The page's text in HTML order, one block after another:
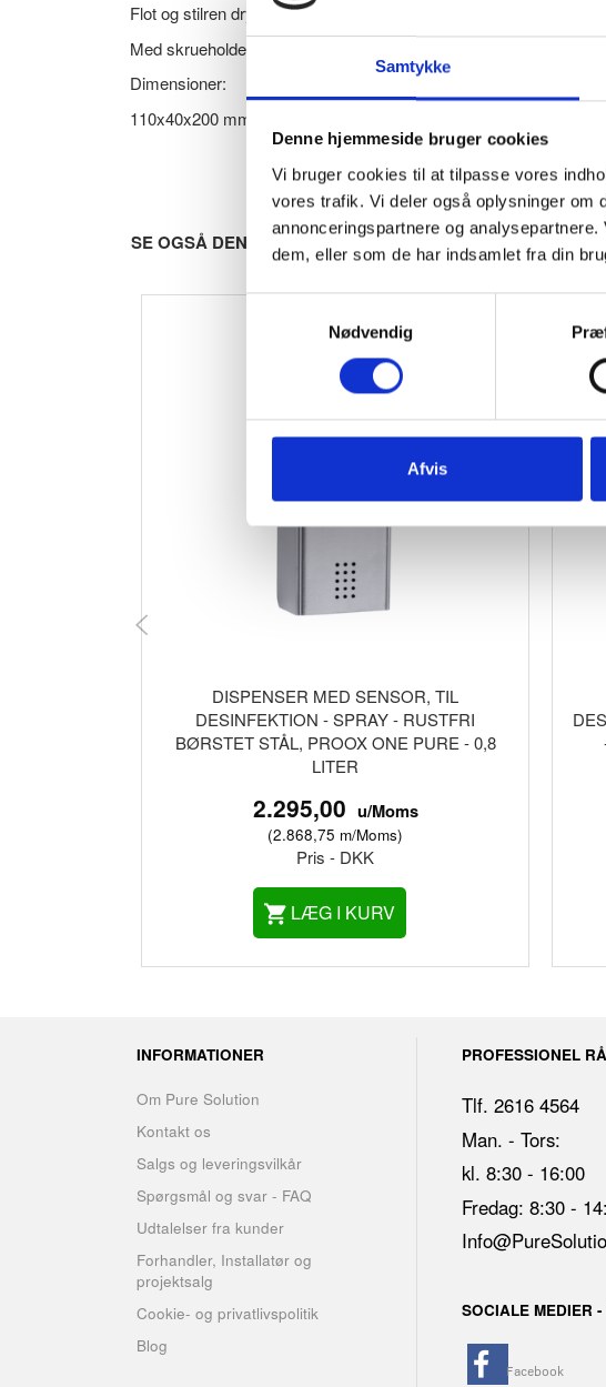
Samtykke
Denne hjemmeside bruger cookies
Vi bruger cookies til at tilpasse vores
vores trafik. Vi deler også oplysninger om
annonceringspartnere og
dem, eller som de har indsamlet fra din
Nødvendig
Afvis
Flot og stilren drypbakke i rustfri stål og lakeret i sort - Passer
Med skrueholder på bagsiden til montering på væg eller stander.
Dimensioner:
110x40x200 mm.
SE OGSÅ DENNE VARE - PASSER GODT SAMMEN:
DISPENSER MED SENSOR, TIL
DESINFEKTION - SPRAY - RUSTFRI
BØRSTET STÅL, PROOX ONE PURE - 0,8
LITER
2.295,00 u/Moms
(2.868,75 m/Moms)
Pris - DKK
LÆG I KURV
INFORMATIONER
Om Pure Solution
Kontakt os
Salgs og leveringsvilkår
Spørgsmål og svar - FAQ
Udtalelser fra kunder
Forhandler, Installatør og
projektsalg
Cookie- og privatlivspolitik
Blog
PROFESSIONEL
Tlf. 2616 4564
Man. - Tors:
kl. 8:30 - 16:00
Fredag: 8:30 -
SOCIALE MEDIER